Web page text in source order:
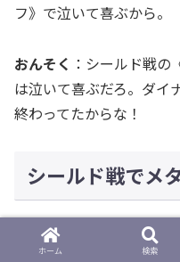
フ》で泣いて喜ぶから。
おんそく ：シールド戦の
は泣いて喜ぶだろ。ダイ
終わってたからな！
シールド戦でメ
◆ドラ焼き
：ダイナボ
ホーム 検索